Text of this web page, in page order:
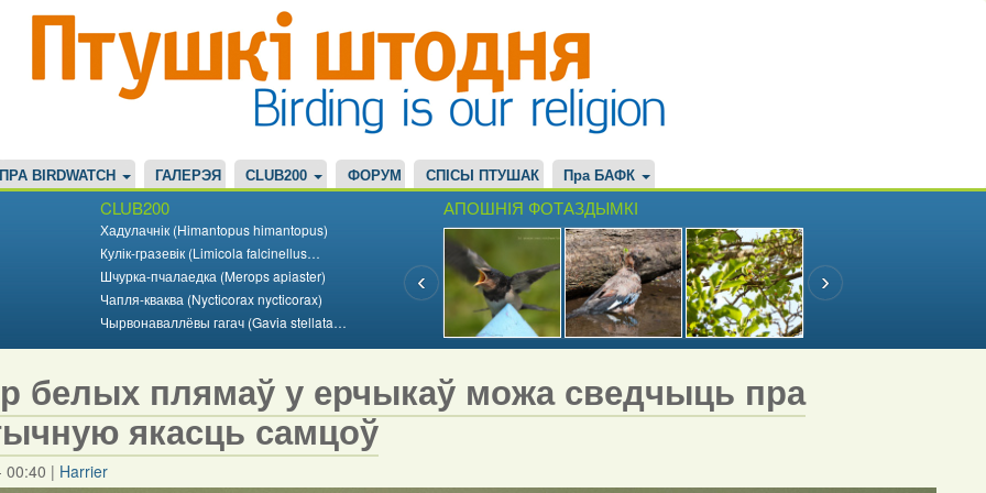
ПРА BIRDWATCH ГАЛЕРЭЯ CLUB200 ФОРУМ СПІСЫ ПТУШАК Пра БАФК
CLUB200
Хадулачнік (Himantopus himantopus)
Кулік-гразевік (Limicola falcinellus…
Шчурка-пчалаедка (Merops apiaster)
Чапля-кваква (Nycticorax nycticorax)
Чырвонаваллёвы гагач (Gavia stellata…
АПОШНІЯ ФОТАЗДЫМКІ
белых плямаў у ерчыкаў можа сведчыць пра
якасць самцоў
00:40 | Harrier